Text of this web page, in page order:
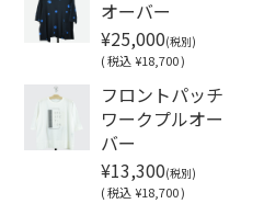
オーバー
¥25,000(税別)
(税込 ¥18,700 )
フロントパッチ
ワークプルオー
バー
¥13,300(税別)
(税込 ¥18,700 )